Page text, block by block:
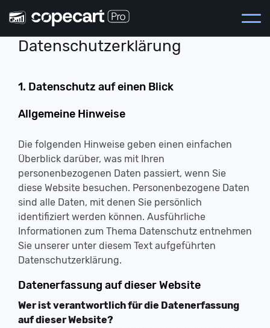
Datenschutzerklärung
1. Datenschutz auf einen Blick
Allgemeine Hinweise
Die folgenden Hinweise geben einen einfachen
Überblick darüber, was mit Ihren
personenbezogenen Daten passiert, wenn Sie
diese Website besuchen. Personenbezogene Daten
sind alle Daten, mit denen Sie persönlich
identifiziert werden können. Ausführliche
Informationen zum Thema Datenschutz entnehmen
Sie unserer unter diesem Text aufgeführten
Datenschutzerklärung.
Datenerfassung auf dieser Website
Wer ist verantwortlich für die Datenerfassung
auf dieser Website?